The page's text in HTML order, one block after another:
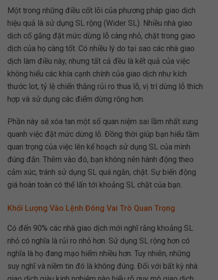
Một trong những điều cốt lõi của phương pháp giao dịch
hiệu quả là sử dụng SL rộng (Wider SL). Nhiều nhà giao
dịch cố gắng đặt mức dừng lỗ càng nhỏ, chặt trong giao
dịch của họ càng tốt. Có nhiều lý do tại sao các nhà giao
dịch làm điều này, nhưng tất cả đều là kết quả của việc
không hiểu các khía cạnh chính của giao dịch như kích
thước lot, tỷ lệ chiến thắng rủi ro thua lỗ, vị trí dừng lỗ thích
hợp và sử dụng các điểm dừng rộng hơn.
Phần này sẽ xóa tan một số quan niệm sai lầm nhất xung
quanh việc đặt mức dừng lỗ. Đồng thời giúp bạn hiểu tầm
quan trọng của việc lên kế hoạch sử dụng SL của mình
đúng đắn. Thêm vào đó, bạn không nên hành động theo
cảm xúc, tránh sử dụng SL quá ngắn, chặt. Sự biến động
giá hoàn toàn có thể lấn tới khoảng SL chặt của bạn.
Khối Lượng Vào Lệnh Đóng Vai Trò Quan Trọng
Có đến 90% các nhà giao dịch mới nghĩ rằng khoảng SL
nhỏ có nghĩa là rủi ro nhỏ hơn. Sử dụng SL rộng hơn có
nghĩa là họ đang mạo hiểm nhiều hơn. Tuy nhiên, những
suy nghĩ và niềm tin đó là không đúng. Đối với bất kỳ nhà